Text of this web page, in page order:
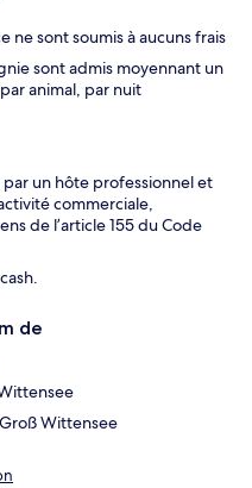
ne sont soumis à aucuns frais
sont admis moyennant un
animal, par nuit
un hôte professionnel et
commerciale,
de l’article 155 du Code
de
Wittensee